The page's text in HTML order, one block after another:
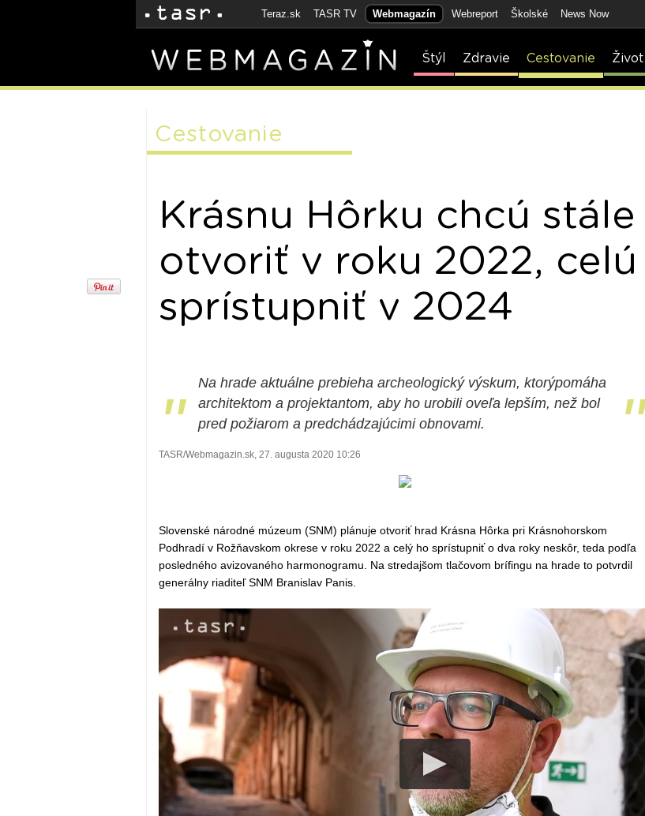
Teraz.sk TASR TV Webmagazín Webreport Školské News Now
Štýl Zdravie Cestovanie Život
Cestovanie
Krásnu Hôrku chcú stále
otvoriť v roku 2022, celú
sprístupniť v 2024
"
Na hrade aktuálne prebieha archeologický výskum, ktorýpomáha
architektom a projektantom, aby ho urobili oveľa lepším, než bol
pred požiarom a predchádzajúcimi obnovami.
"
TASR/Webmagazin.sk, 27. augusta 2020 10:26
Slovenské národné múzeum (SNM) plánuje otvoriť hrad Krásna Hôrka pri Krásnohorskom
Podhradí v Rožňavskom okrese v roku 2022 a celý ho sprístupniť o dva roky neskôr, teda podľa
posledného avizovaného harmonogramu. Na stredajšom tlačovom brífingu na hrade to potvrdil
generálny riaditeľ SNM Branislav Panis.